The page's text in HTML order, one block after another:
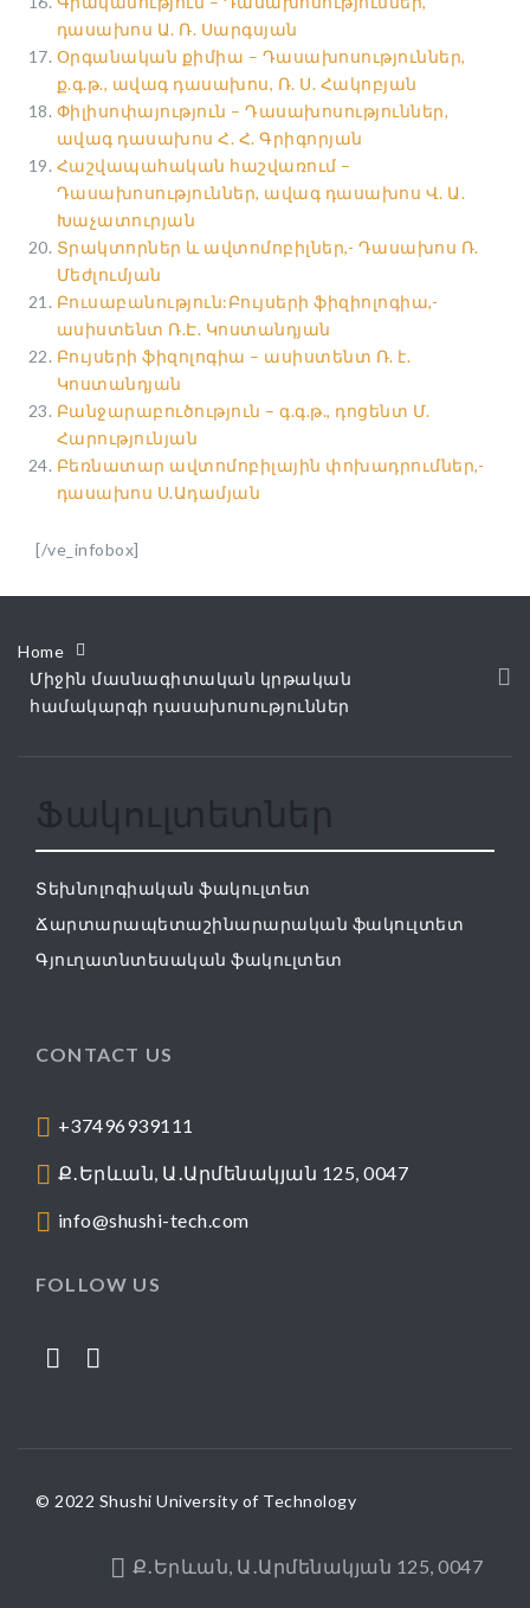
դասախոս Ա. Ռ. Սարգսյան
Օրգանական քիմիա – Դասախոսություններ,
ք.գ.թ., ավագ դասախոս, Ռ. Ս. Հակոբյան
Փիլիսոփայություն – Դասախոսություններ,
ավագ դասախոս Հ. Հ. Գրիգորյան
Հաշվապահական հաշվառում –
Դասախոսություններ, ավագ դասախոս Վ. Ա.
Խաչատուրյան
Տրակտորներ և ավտոմոբիլներ,- Դասախոս Ռ.
Մեժլումյան
Բուսաբանություն:Բույսերի ֆիզիոլոգիա,-
ասիստենտ Ռ.Է. Կոստանդյան
Բույսերի ֆիզոլոգիա – ասիստենտ Ռ. է.
Կոստանդյան
Բանջարաբուծություն – գ.գ.թ., դոցենտ Մ.
Հարությունյան
Բեռնատար ավտոմոբիլային փոխադրումներ,-
դասախոս Ս.Ադամյան
[/ve_infobox]
Home
Միջին մասնագիտական կրթական
համակարգի դասախոսություններ
Ֆակուլտետներ
Տեխնոլոգիական ֆակուլտետ
Ճարտարապետաշինարարական ֆակուլտետ
Գյուղատնտեսական ֆակուլտետ
CONTACT US
+37496939111
Ք․Երևան, Ա․Արմենակյան 125, 0047
info@shushi-tech.com
FOLLOW US
© 2022 Shushi University of Technology
Ք․Երևան, Ա․Արմենակյան 125, 0047